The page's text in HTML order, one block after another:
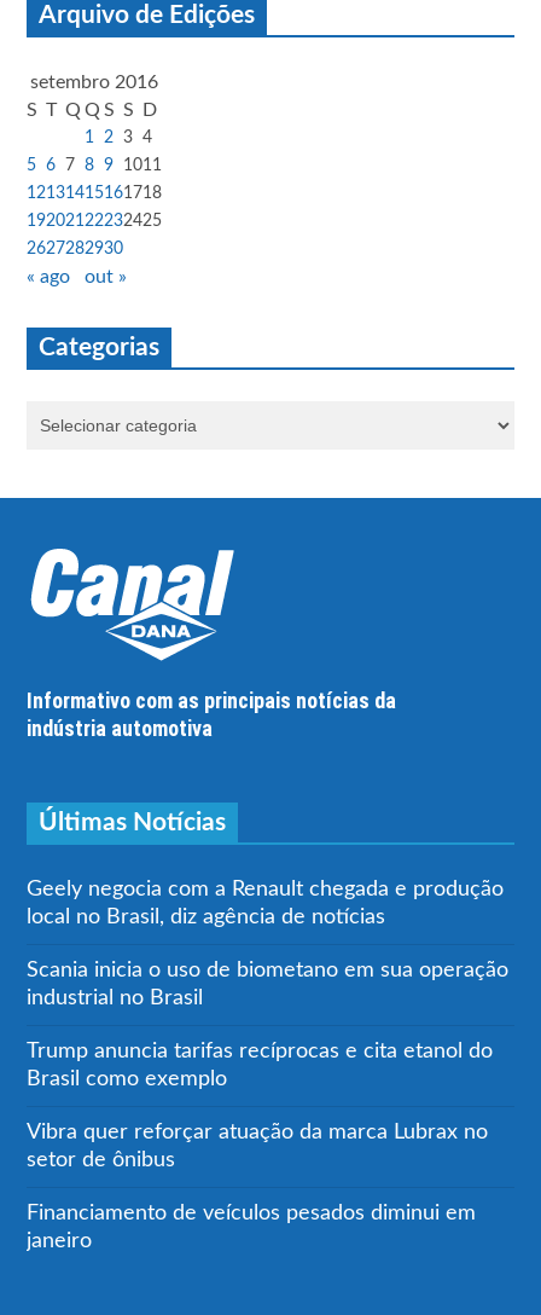
Arquivo de Edições
setembro 2016
S T Q Q S S D
1 2 3 4
5 6 7 8 9 1011
12131415161718
192021 22232425
2627282930
« ago out »
Categorias
Informativo com as principais notícias da
indústria automotiva
Últimas Notícias
Geely negocia com a Renault chegada e produção
local no Brasil, diz agência de notícias
Scania inicia o uso de biometano em sua operação
industrial no Brasil
Trump anuncia tarifas recíprocas e cita etanol do
Brasil como exemplo
Vibra quer reforçar atuação da marca Lubrax no
setor de ônibus
Financiamento de veículos pesados diminui em
janeiro